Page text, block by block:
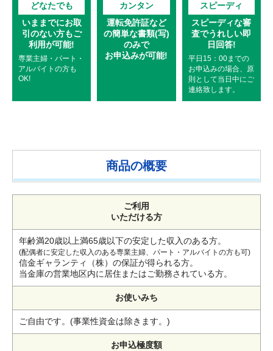
どなたでも
いままでにお取
引のない方もご
利用が可能!
専業主婦・パート・
アルバイトの方も
OK!
カンタン
運転免許証など
の簡単な書類(写)
のみで
お申込みが可能!
スピーディ
スピーディな審
査でうれしい即
日回答!
平日15：00までの
お申込みの場合、原
則として当日中にご
連絡致します。
商品の概要
ご利用
いただける方
年齢満20歳以上満65歳以下の安定した収入のある方。
(配偶者に安定した収入のある専業主婦、パート・アルバイトの方も可)
信金ギャランティ（株）の保証が得られる方。
当金庫の営業地区内に居住またはご勤務されている方。
お使いみち
ご自由です。(事業性資金は除きます。)
お申込極度額